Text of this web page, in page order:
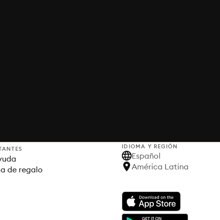
de regalo
IDIOMA Y REGIÓN
Español
América Latina